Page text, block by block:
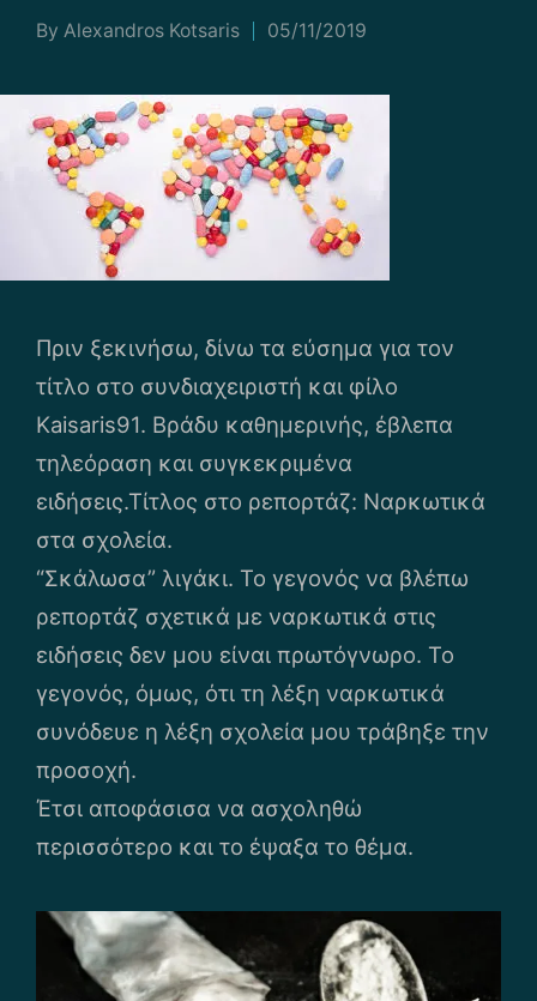
Posted
By Alexandros Kotsaris 05/11/2019
Πριν ξεκινήσω, δίνω τα εύσημα για τον
τίτλο στο συνδιαχειριστή και φίλο
Kaisaris91. Βράδυ καθημερινής, έβλεπα
τηλεόραση και συγκεκριμένα
ειδήσεις.Τίτλος στο ρεπορτάζ: Ναρκωτικά
στα σχολεία.
“Σκάλωσα” λιγάκι. Το γεγονός να βλέπω
ρεπορτάζ σχετικά με ναρκωτικά στις
ειδήσεις δεν μου είναι πρωτόγνωρο. Το
γεγονός, όμως, ότι τη λέξη ναρκωτικά
συνόδευε η λέξη σχολεία μου τράβηξε την
προσοχή.
Έτσι αποφάσισα να ασχοληθώ
περισσότερο και το έψαξα το θέμα.